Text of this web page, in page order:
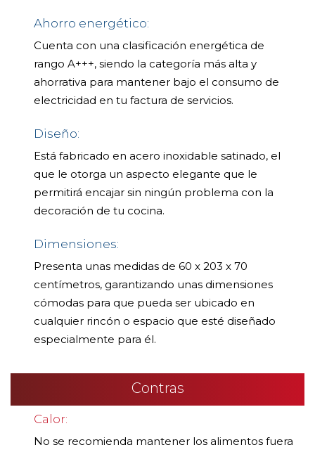
Ahorro energético:
Cuenta con una clasificación energética de
rango A+++, siendo la categoría más alta y
ahorrativa para mantener bajo el consumo de
electricidad en tu factura de servicios.
Diseño:
Está fabricado en acero inoxidable satinado, el
que le otorga un aspecto elegante que le
permitirá encajar sin ningún problema con la
decoración de tu cocina.
Dimensiones:
Presenta unas medidas de 60 x 203 x 70
centímetros, garantizando unas dimensiones
cómodas para que pueda ser ubicado en
cualquier rincón o espacio que esté diseñado
especialmente para él.
Contras
Calor:
No se recomienda mantener los alimentos fuera